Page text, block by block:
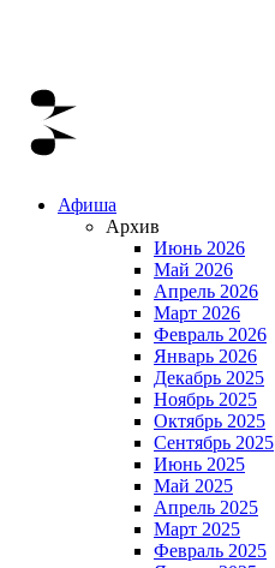
Афиша
Архив
Июнь 2026
Май 2026
Апрель 2026
Март 2026
Февраль 2026
Январь 2026
Декабрь 2025
Ноябрь 2025
Октябрь 2025
Сентябрь 2025
Июнь 2025
Май 2025
Апрель 2025
Март 2025
Февраль 2025